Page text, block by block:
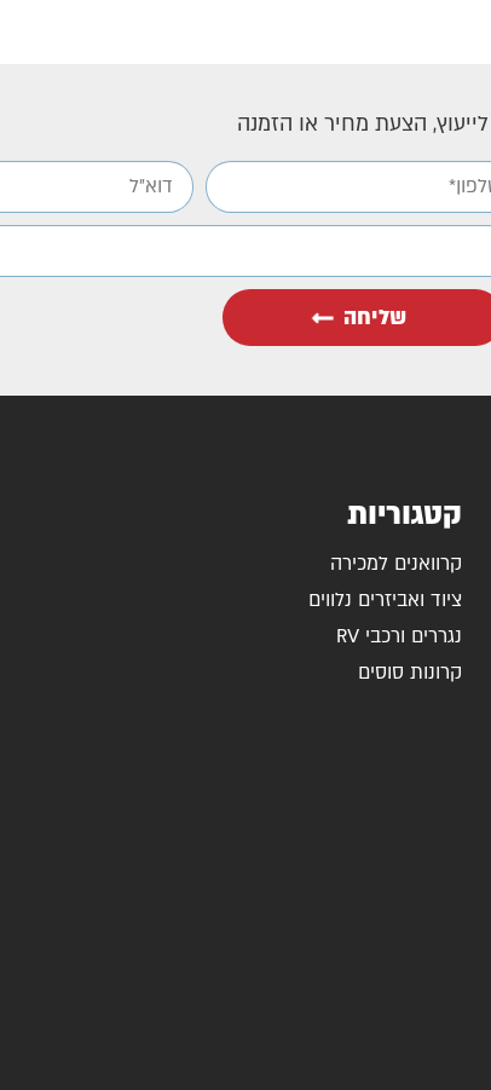
לייעוץ, הצעת מחיר או הזמנה
שליחה
קטגוריות
קרוואנים למכירה
ציוד ואביזרים נלווים
נגררים ורכבי RV
קרונות סוסים